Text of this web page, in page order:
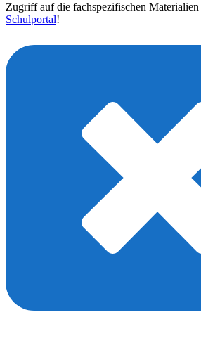
Zugriff auf die fachspezifischen Materialien
Schulportal!